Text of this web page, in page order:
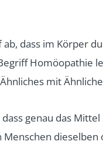
dass im Körper
Homöopathie
mit
genau das